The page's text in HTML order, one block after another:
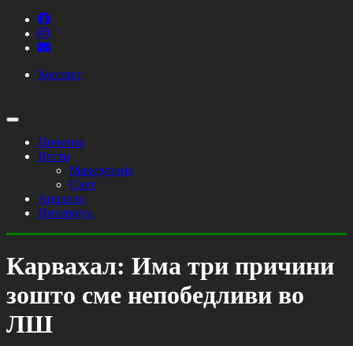
Контакт
Почетна
Вести
Македонија
Свет
Анализи
Интервјуа
Карвахал: Има три причини
зошто сме непобедливи во
ЛШ